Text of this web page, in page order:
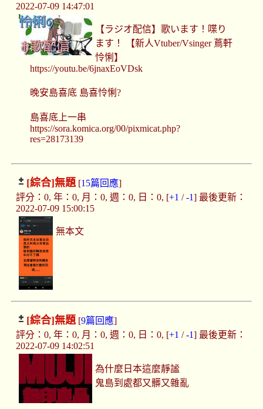
2022-07-09 14:47:01
【ラジオ配信】歌います！喋り
ます！ 【新人Vtuber/Vsinger 蔦軒
怜悧】
https://youtu.be/6jnaxEoVDsk
晚安島喜底 島喜怜悧?
島喜底上一串
https://sora.komica.org/00/pixmicat.php?
res=28173139
[綜合]無題[15篇回應]
評分：0, 年：0, 月：0, 週：0, 日：0, [+1 /-1] 最後更新：
2022-07-09 15:00:15
無本文
[綜合]無題[9篇回應]
評分：0, 年：0, 月：0, 週：0, 日：0, [+1 /-1] 最後更新：
2022-07-09 14:02:51
為什麼日本這麼靜謐
鬼島到處都又髒又雜亂